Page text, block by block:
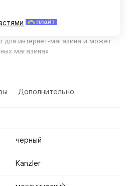
для интернет-магазина и может
магазинах
Дополнительно
черный
Kanzler